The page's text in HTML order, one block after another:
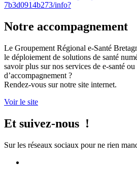
7b3d0914b273/info?
Notre accompagnement
Le Groupement Régional e-Santé
le déploiement de solutions de santé
savoir plus sur nos services de e-santé
d’accompagnement ?
Rendez-vous sur notre site internet.
Voir le site
Et suivez-nous !
Sur les réseaux sociaux pour ne rien